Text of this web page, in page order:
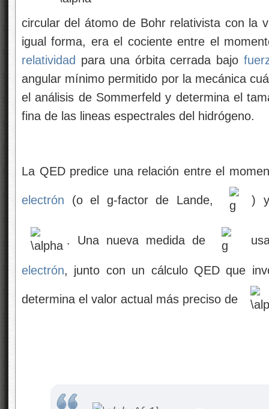
circular del átomo de Bohr relativista con la
igual forma, era el cociente entre el
relatividad para una órbita cerrada bajo
angular mínimo permitido por la mecánica
el análisis de Sommerfeld y determina el
fina de las lineas espectrales del hidrógeno.
La QED predice una relación entre el
electrón (o el g-factor de Lande, )
. Una nueva medida de
electrón, junto con un cálculo QED que
determina el valor actual más preciso de